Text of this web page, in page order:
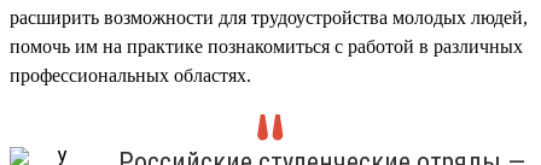
расширить возможности для трудоустройства молодых людей,
помочь им на практике познакомиться с работой в различных
профессиональных областях.